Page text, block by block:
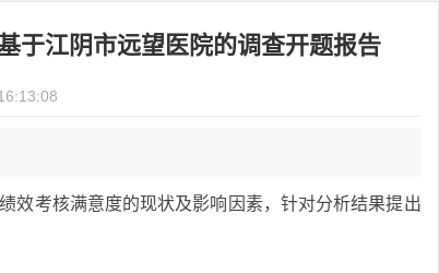
江阴市远望医院的调查开题报告
效考核满意度的现状及影响因素，针对分析结果提出